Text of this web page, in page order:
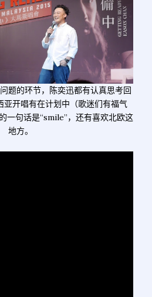
题的环节，陈奕迅都有认真思考回
亚开唱有在计划中（歌迷们有福气
一句话是“smile”，还有喜欢北欧这
地方。